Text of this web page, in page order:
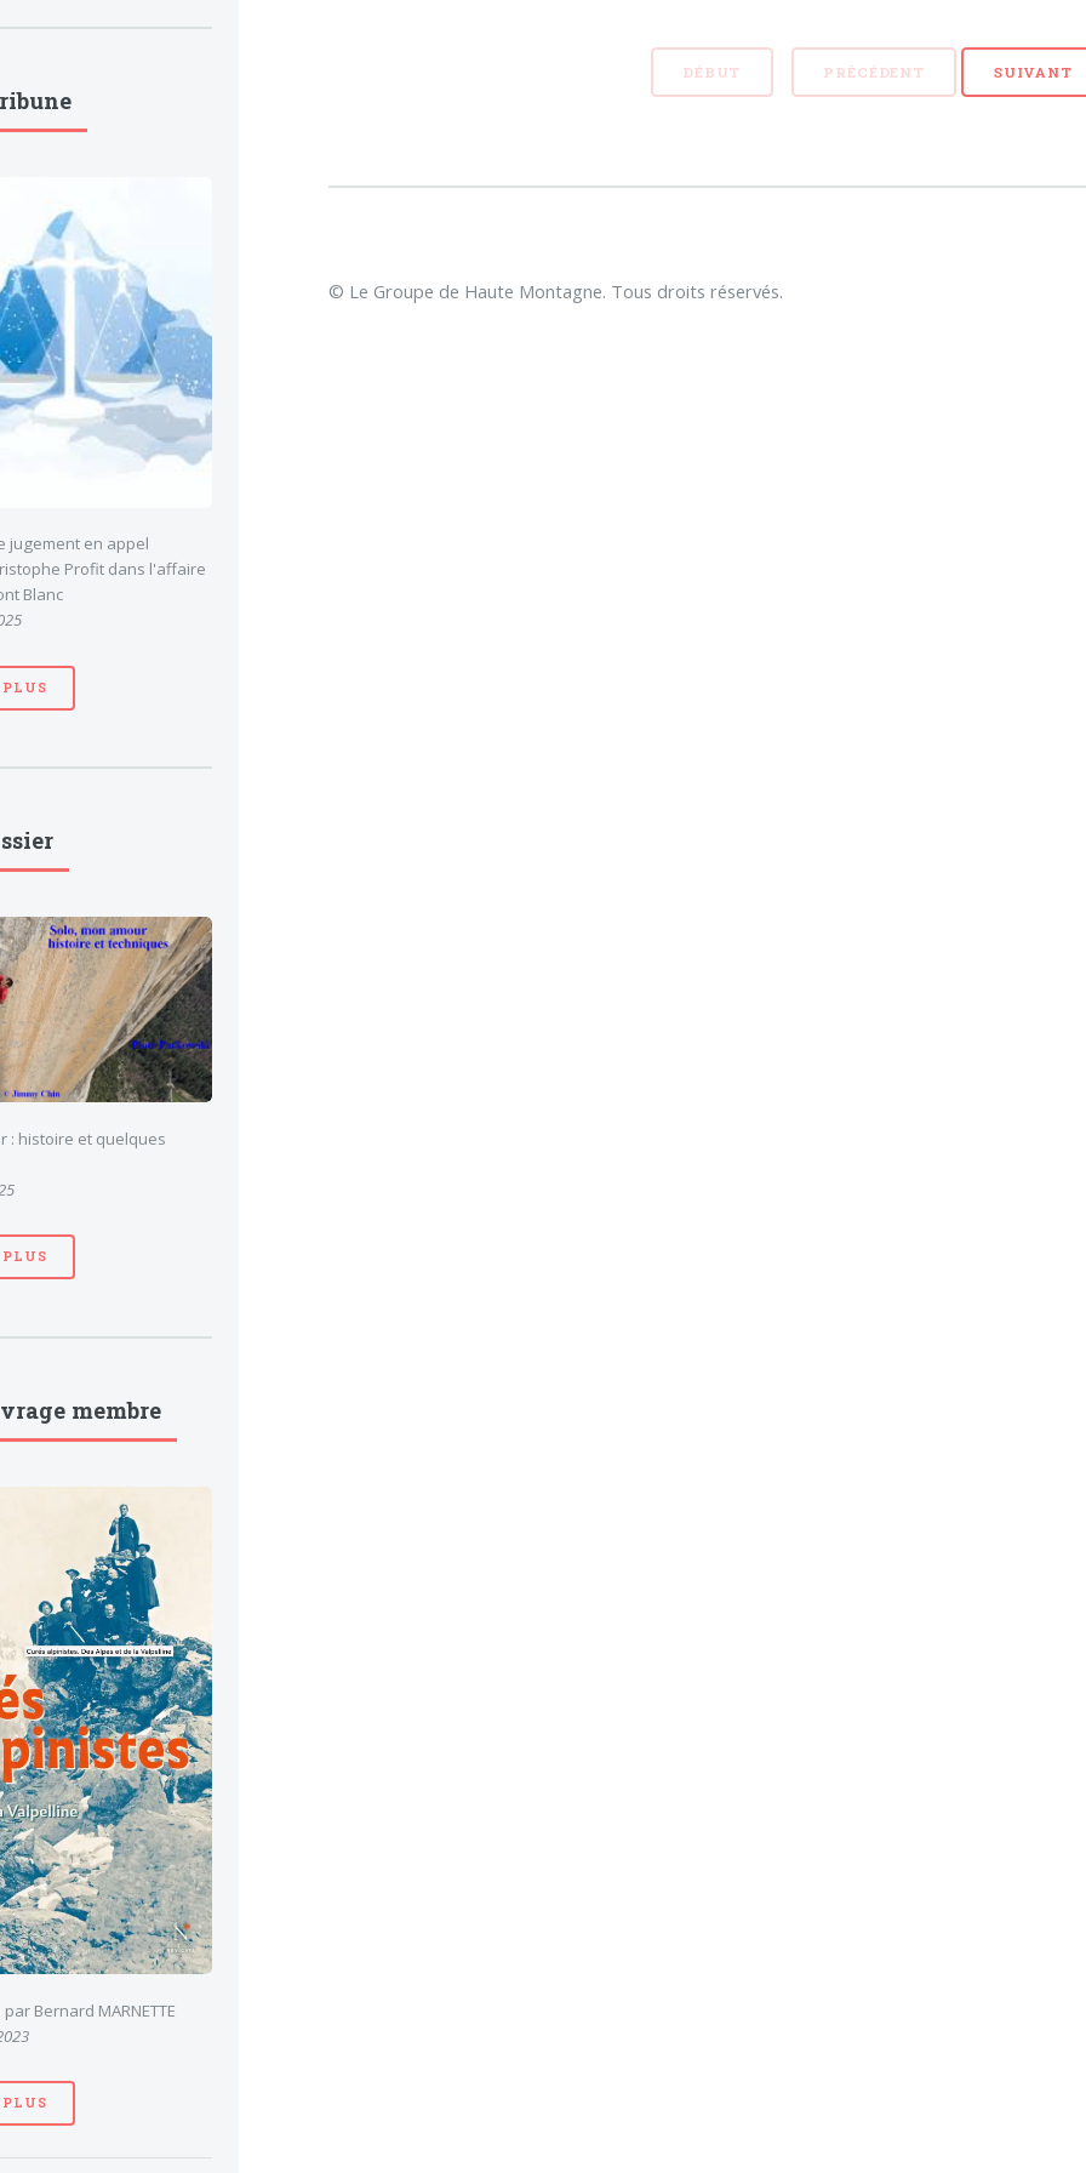
DÉBUT PRÉCÉDENT SUIVANT
© Le Groupe de Haute Montagne. Tous droits réservés.
jugement en appel
Profit dans l'affaire
Blanc
PLUS
: histoire et quelques
PLUS
membre
Bernard MARNETTE
PLUS